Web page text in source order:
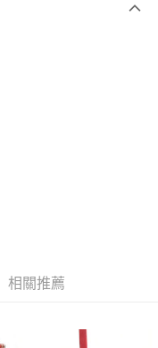
相關推薦